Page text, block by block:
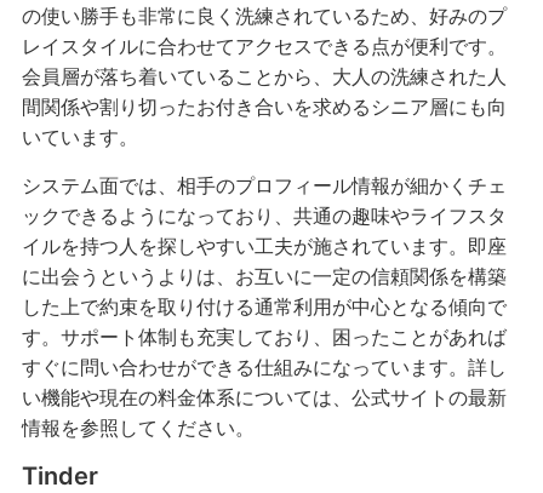
の使い勝手も非常に良く洗練されているため、好みのプ
レイスタイルに合わせてアクセスできる点が便利です。
会員層が落ち着いていることから、大人の洗練された人
間関係や割り切ったお付き合いを求めるシニア層にも向
いています。
システム面では、相手のプロフィール情報が細かくチェ
ックできるようになっており、共通の趣味やライフスタ
イルを持つ人を探しやすい工夫が施されています。即座
に出会うというよりは、お互いに一定の信頼関係を構築
した上で約束を取り付ける通常利用が中心となる傾向で
す。サポート体制も充実しており、困ったことがあれば
すぐに問い合わせができる仕組みになっています。詳し
い機能や現在の料金体系については、公式サイトの最新
情報を参照してください。
Tinder